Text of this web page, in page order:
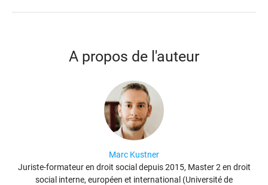
A propos de l'auteur
Marc Kustner
Juriste-formateur en droit social depuis 2015, Master 2 en droit
social interne, européen et international (Université de